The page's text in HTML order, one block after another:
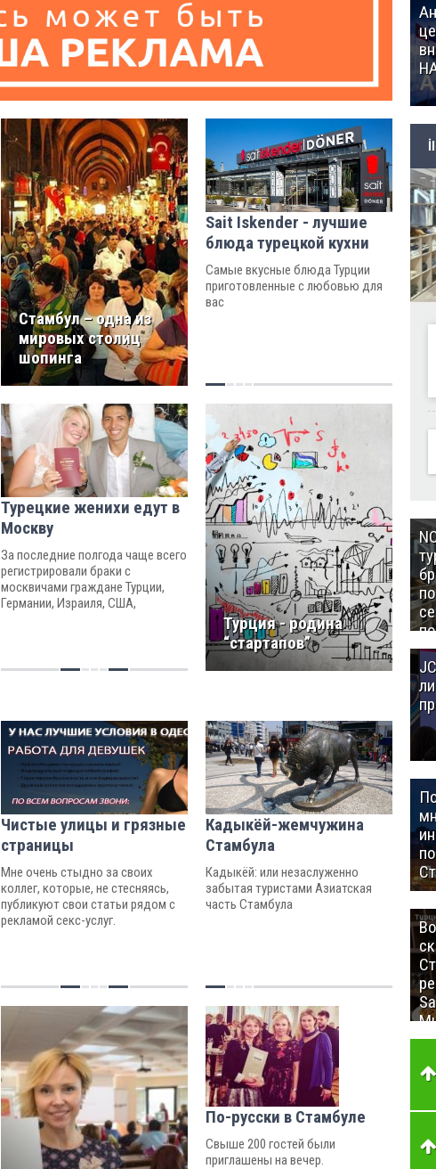
Стамбул – одна из
мировых столиц
шопинга
Sait Iskender - лучшие
блюда турецкой кухни
Самые вкусные блюда Турции
приготовленные с любовью для
вас
Турецкие женихи едут в
Москву
За последние полгода чаще всего
регистрировали браки с
москвичами граждане Турции,
Германии, Израиля, США,
Турция - родина
“стартапов”
Чистые улицы и грязные
страницы
Мне очень стыдно за своих
коллег, которые, не стесняясь,
публикуют свои статьи рядом с
рекламой секс-услуг.
Кадыкёй-жемчужина
Стамбула
Кадыкёй: или незаслуженно
забытая туристами Азиатская
часть Стамбула
По-русски в Стамбуле
Свыше 200 гостей были
приглашены на вечер.